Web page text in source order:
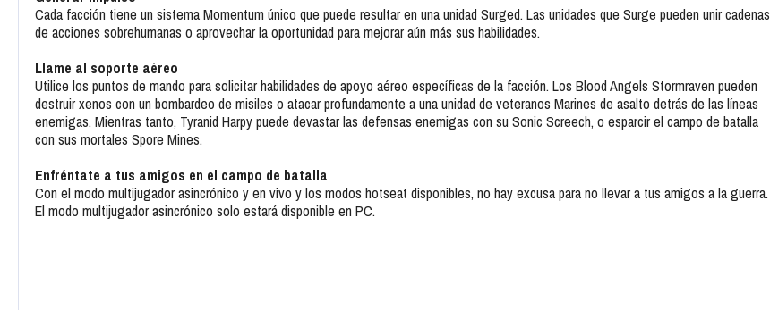
Cada facción tiene un sistema Momentum único que puede resultar en una unidad Surged. Las unidades que Surge pueden unir cadenas
de acciones sobrehumanas o aprovechar la oportunidad para mejorar aún más sus habilidades.
Llame al soporte aéreo
Utilice los puntos de mando para solicitar habilidades de apoyo aéreo específicas de la facción. Los Blood Angels Stormraven pueden
destruir xenos con un bombardeo de misiles o atacar profundamente a una unidad de veteranos Marines de asalto detrás de las líneas
enemigas. Mientras tanto, Tyranid Harpy puede devastar las defensas enemigas con su Sonic Screech, o esparcir el campo de batalla
con sus mortales Spore Mines.
Enfréntate a tus amigos en el campo de batalla
Con el modo multijugador asincrónico y en vivo y los modos hotseat disponibles, no hay excusa para no llevar a tus amigos a la guerra.
El modo multijugador asincrónico solo estará disponible en PC.